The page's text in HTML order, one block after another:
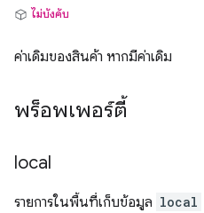
ไม่บังคับ
ค่าเดิมของสินค้า หากมีค่าเดิม
พร็อพเพอร์ตี้
local
รายการในพื้นที่เก็บข้อมูล local